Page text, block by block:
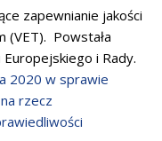
zapewnianie jakości
(VET). Powstała
i Rady.
2020 w sprawie
rzecz